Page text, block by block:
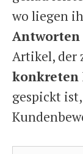
wo liegen
Antworten
Artikel, der
konkreten
gespickt